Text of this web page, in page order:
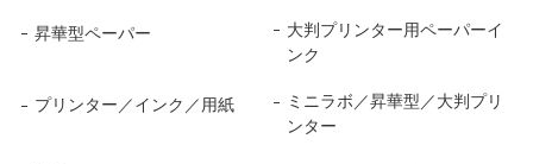
昇華型ペーパー
大判プリンター用ペーパーイ
ンク
プリンター／インク／用紙
ミニラボ／昇華型／大判プリ
ンター